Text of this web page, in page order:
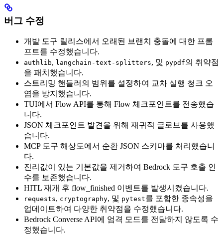
버그 수정
개발 도구 릴리스에서 오래된 브랜치 충돌에 대한 프롬
프트를 수정했습니다.
authlib, langchain-text-splitters, 및 pypdf의 취약점
을 패치했습니다.
스트리밍 핸들러의 범위를 설정하여 교차 실행 청크 오
염을 방지했습니다.
TUI에서 Flow API를 통해 Flow 체크포인트를 전송했습
니다.
JSON 체크포인트 발견을 위해 재귀적 글로브를 사용했
습니다.
MCP 도구 해상도에서 순환 JSON 스키마를 처리했습니
다.
진리값이 있는 기본값을 제거하여 Bedrock 도구 호출 인
수를 보존했습니다.
HITL 재개 후 flow_finished 이벤트를 발생시켰습니다.
requests, cryptography, 및 pytest를 포함한 종속성을
업데이트하여 다양한 취약점을 수정했습니다.
Bedrock Converse API에 엄격 모드를 전달하지 않도록 수
정했습니다.